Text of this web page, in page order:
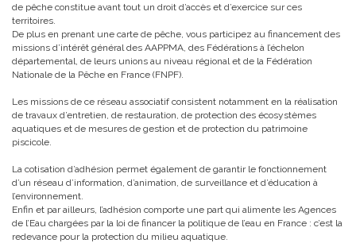
de pêche constitue avant tout un droit d’accès et d’exercice sur ces
territoires.
De plus en prenant une carte de pêche, vous participez au financement des
missions d’intérêt général des AAPPMA, des Fédérations à l’échelon
départemental, de leurs unions au niveau régional et de la Fédération
Nationale de la Pêche en France (FNPF).
Les missions de ce réseau associatif consistent notamment en la réalisation
de travaux d’entretien, de restauration, de protection des écosystèmes
aquatiques et de mesures de gestion et de protection du patrimoine
piscicole.
La cotisation d’adhésion permet également de garantir le fonctionnement
d’un réseau d’information, d’animation, de surveillance et d’éducation à
l’environnement.
Enfin et par ailleurs, l’adhésion comporte une part qui alimente les Agences
de l’Eau chargées par la loi de financer la politique de l’eau en France : c’est la
redevance pour la protection du milieu aquatique.